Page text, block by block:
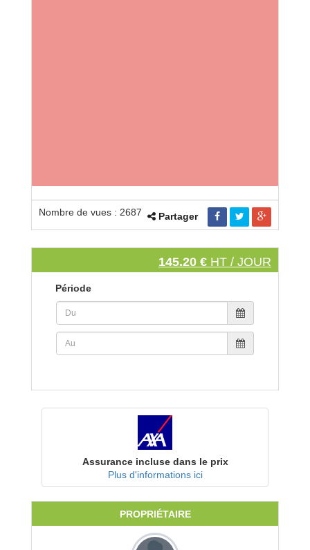
Nombre de vues : 2687 Partager
145.20 € HT / JOUR
Période
Assurance incluse dans le prix
Plus d'informations ici
PROPRIÉTAIRE